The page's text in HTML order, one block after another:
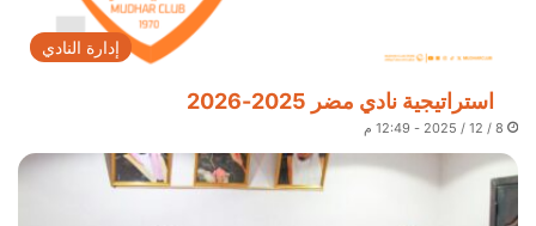
إدارة النادي
استراتيجية نادي مضر 2025-2026
8 / 12 / 2025 - 12:49 م